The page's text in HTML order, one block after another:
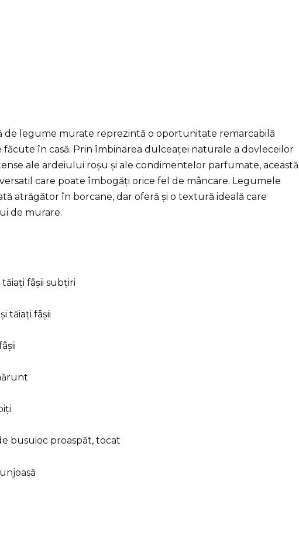
de legume murate reprezintă o oportunitate remarcabilă
în casă. Prin îmbinarea dulceaței naturale a dovleceilor
ale ardeiului roșu și ale condimentelor parfumate, această
care poate îmbogăți orice fel de mâncare. Legumele
atrăgător în borcane, dar oferă și o textură ideală care
de murare.
fâșii subțiri
tăiați fâșii
busuioc proaspăt, tocat